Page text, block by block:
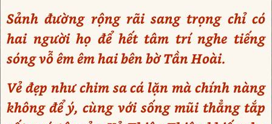
Sảnh đường rộng rãi sang trọng chỉ có
hai người họ để hết tâm trí nghe tiếng
sóng vỗ êm êm hai bên bờ Tần Hoài.
Vẻ đẹp như chim sa cá lặn mà chính nàng
không để ý, cùng với sống mũi thẳng tắp